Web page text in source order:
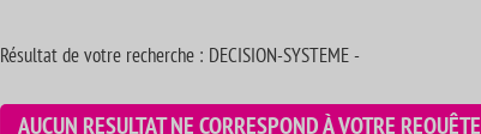
Résultat de votre recherche : DECISION-SYSTEME -
AUCUN RESULTAT NE CORRESPOND À VOTRE REQUÊTE